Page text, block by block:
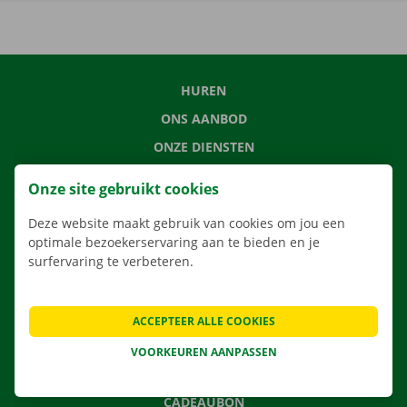
HUREN
ONS AANBOD
ONZE DIENSTEN
VERHUISOPLOSSINGEN
CONTACTEER ONS
VEELGESTELDE VRAGEN
CADEAUBON
Onze site gebruikt cookies
Deze website maakt gebruik van cookies om jou een
optimale bezoekerservaring aan te bieden en je
surfervaring te verbeteren.
VOORKEUREN AANPASSEN
ACCEPTEER ALLE COOKIES